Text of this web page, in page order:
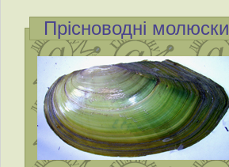
Прісноводні молюски